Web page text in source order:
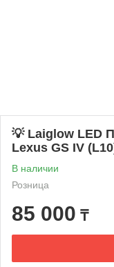
💡 Laiglow LED
Lexus GS IV
В наличии
Розница
85 000 ₸